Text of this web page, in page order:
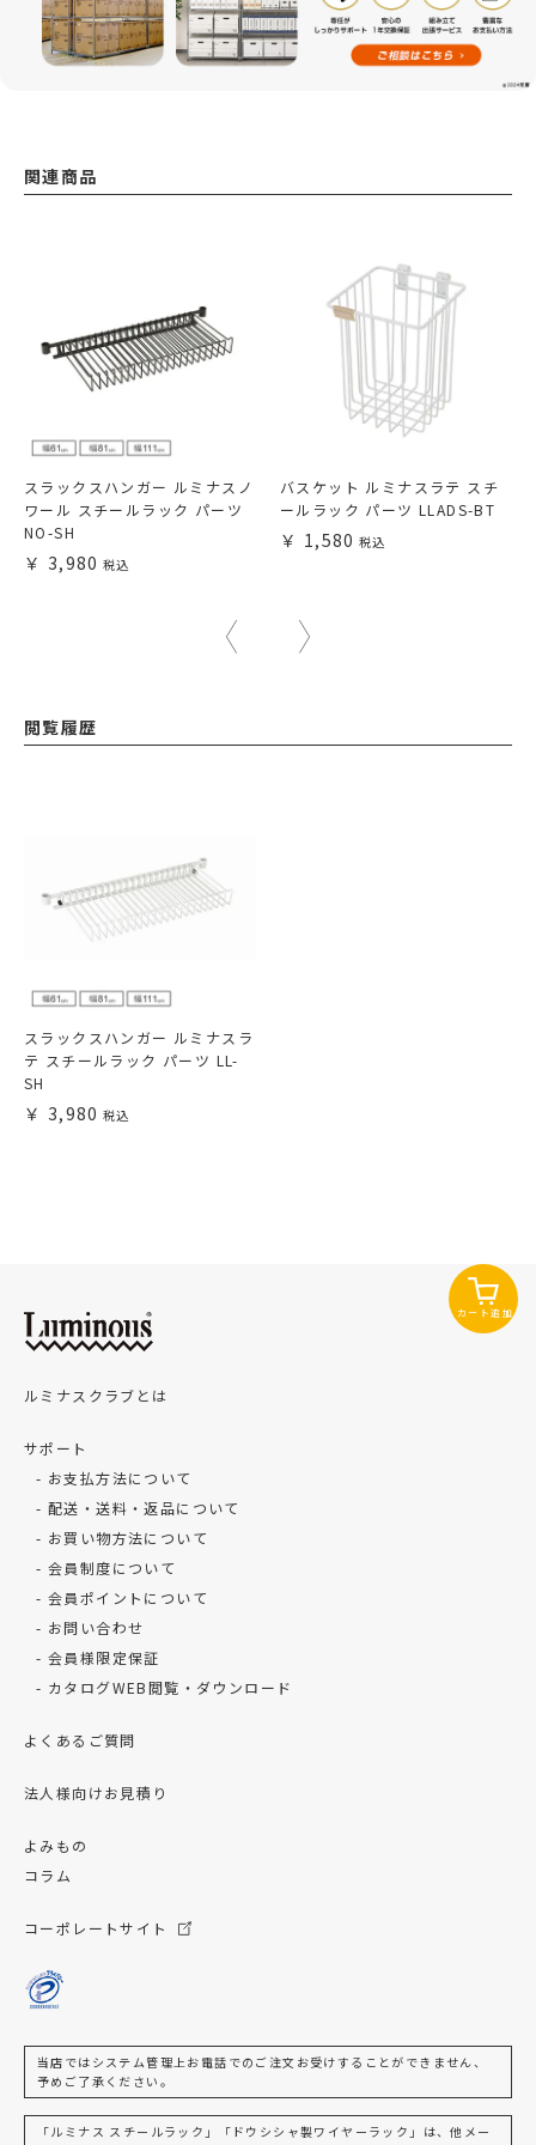
関連商品
スラックスハンガー ルミナスノ
ワール スチールラック パーツ
NO-SH
3,980
バスケット ルミナスラテ スチ
ールラック パーツ LLADS-BT
1,580
閲覧履歴
スラックスハンガー ルミナスラ
テ スチールラック パーツ LL-
SH
3,980
カート追加
ルミナスクラブとは
サポート
お支払方法について
配送・送料・返品について
お買い物方法について
会員制度について
会員ポイントについて
お問い合わせ
会員様限定保証
カタログWEB閲覧・ダウンロード
よくあるご質問
法人様向けお見積り
よみもの
コラム
コーポレートサイト
当店ではシステム管理上お電話でのご注文お受けすることができません、
予めご了承ください。
「ルミナス スチールラック」「ドウシシャ製ワイヤーラック」は、他メー